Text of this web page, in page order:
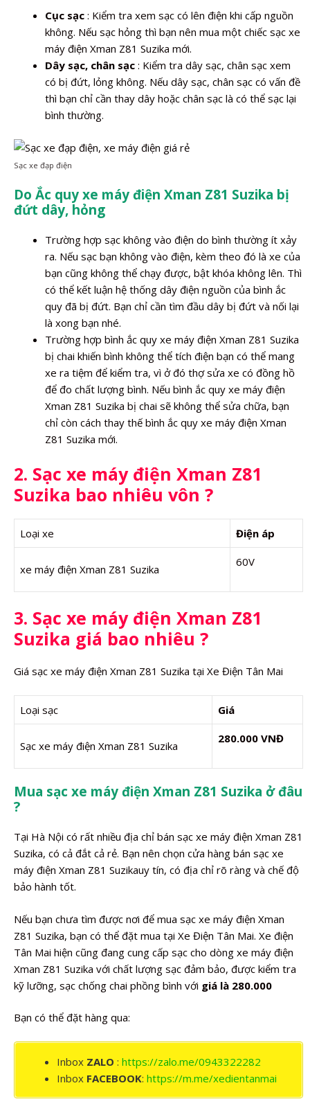
Cục sạc : Kiểm tra xem sạc có lên điện khi cấp nguồn
không. Nếu sạc hỏng thì bạn nên mua một chiếc sạc xe
máy điện Xman Z81 Suzika mới.
Dây sạc, chân sạc : Kiểm tra dây sạc, chân sạc xem
có bị đứt, lỏng không. Nếu dây sạc, chân sạc có vấn đề
thì bạn chỉ cần thay dây hoặc chân sạc là có thể sạc lại
bình thường.
Sạc xe đạp điện
Do Ắc quy xe máy điện Xman Z81 Suzika bị
đứt dây, hỏng
Trường hợp sạc không vào điện do bình thường ít xảy
ra. Nếu sạc bạn không vào điện, kèm theo đó là xe của
bạn cũng không thể chạy được, bật khóa không lên. Thì
có thể kết luận hệ thống dây điện nguồn của bình ắc
quy đã bị đứt. Bạn chỉ cần tìm đầu dây bị đứt và nối lại
là xong bạn nhé.
Trường hợp bình ắc quy xe máy điện Xman Z81 Suzika
bị chai khiến bình không thể tích điện bạn có thể mang
xe ra tiệm để kiểm tra, vì ở đó thợ sửa xe có đồng hồ
để đo chất lượng bình. Nếu bình ắc quy xe máy điện
Xman Z81 Suzika bị chai sẽ không thể sửa chữa, bạn
chỉ còn cách thay thế bình ắc quy xe máy điện Xman
Z81 Suzika mới.
2. Sạc xe máy điện Xman Z81
Suzika bao nhiêu vôn ?
Loại xe Điện áp
xe máy điện Xman Z81 Suzika
60V
3. Sạc xe máy điện Xman Z81
Suzika giá bao nhiêu ?
Giá sạc xe máy điện Xman Z81 Suzika tại Xe Điện Tân Mai
Loại sạc Giá
Sạc xe máy điện Xman Z81 Suzika
280.000 VNĐ
Mua sạc xe máy điện Xman Z81 Suzika ở đâu
?
Tại Hà Nội có rất nhiều địa chỉ bán sạc xe máy điện Xman Z81
Suzika, có cả đắt cả rẻ. Bạn nên chọn cửa hàng bán sạc xe
máy điện Xman Z81 Suzikauy tín, có địa chỉ rõ ràng và chế độ
bảo hành tốt.
Nếu bạn chưa tìm được nơi để mua sạc xe máy điện Xman
Z81 Suzika, bạn có thể đặt mua tại Xe Điện Tân Mai. Xe điện
Tân Mai hiện cũng đang cung cấp sạc cho dòng xe máy điện
Xman Z81 Suzika với chất lượng sạc đảm bảo, được kiểm tra
kỹ lưỡng, sạc chống chai phồng bình với giá là 280.000
Bạn có thể đặt hàng qua:
Inbox ZALO : https://zalo.me/0943322282
Inbox FACEBOOK: https://m.me/xedientanmai